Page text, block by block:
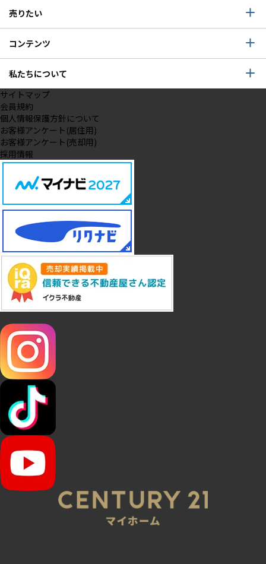
売りたい
コンテンツ
私たちについて
サイトマップ
会員規約
個人情報保護方針について
お客様アンケート(居住用)
お客様アンケート(売却用)
採用情報